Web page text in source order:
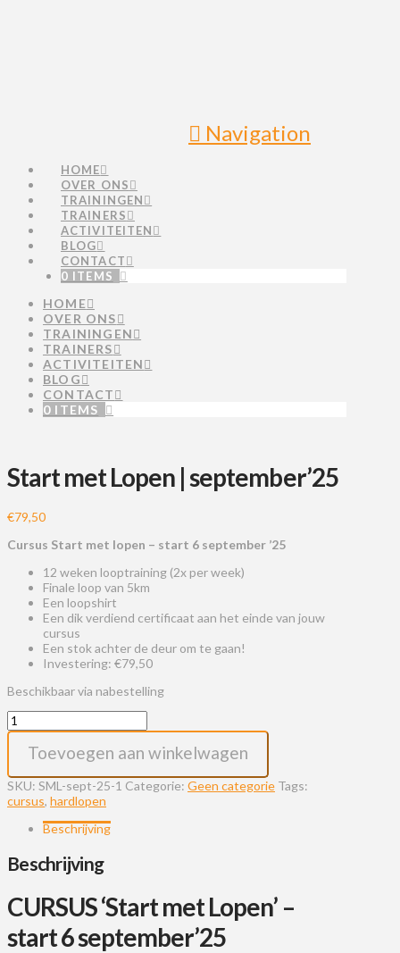
Navigation
HOME
OVER ONS
TRAININGEN
TRAINERS
ACTIVITEITEN
BLOG
CONTACT
0 ITEMS
HOME
OVER ONS
TRAININGEN
TRAINERS
ACTIVITEITEN
BLOG
CONTACT
0 ITEMS
Start met Lopen | september’25
€79,50
Cursus Start met lopen – start 6 september ’25
12 weken looptraining (2x per week)
Finale loop van 5km
Een loopshirt
Een dik verdiend certificaat aan het einde van jouw
cursus
Een stok achter de deur om te gaan!
Investering: €79,50
Beschikbaar via nabestelling
Start
met
Lopen
september'25
aantal
Toevoegen aan winkelwagen
SKU: SML-sept-25-1 Categorie: Geen categorie Tags:
cursus, hardlopen
Beschrijving
Beschrijving
CURSUS ‘Start met Lopen’ –
start 6 september’25